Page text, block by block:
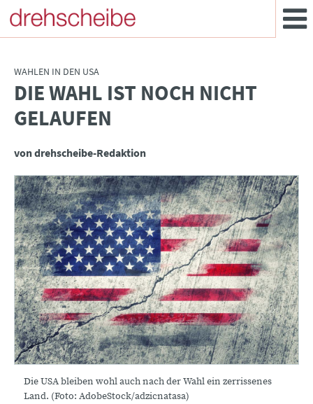
WAHLEN IN DEN USA
:DIE WAHL IST NOCH NICHT
GELAUFEN
von drehscheibe-Redaktion
Die USA bleiben wohl auch nach der Wahl ein zerrissenes
Land. (Foto: AdobeStock/adzicnatasa)